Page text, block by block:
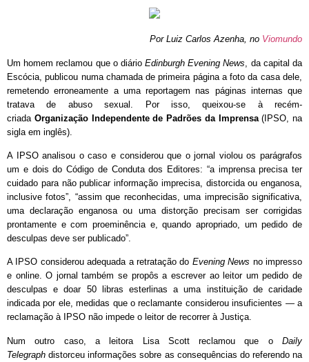
Por Luiz Carlos Azenha, no Viomundo
Um homem reclamou que o diárioEdinburgh Evening News , da capital da
Escócia, publicou numa chamada de primeira página a foto da casa dele,
remetendo erroneamente a uma reportagem nas páginas internas que
tratava de abuso sexual. Por isso, queixou-se à recém-
criada Organização Independente de Padrões da Imprensa(IPSO, na
sigla em inglês).
A IPSO analisou o caso e considerou que o jornal violou os parágrafos
um e dois do Código de Conduta dos Editores: “a imprensa precisa ter
cuidado para não publicar informação imprecisa, distorcida ou enganosa,
inclusive fotos”, “assim que reconhecidas, uma imprecisão significativa,
uma declaração enganosa ou uma distorção precisam ser corrigidas
prontamente e com proeminência e, quando apropriado, um pedido de
desculpas deve ser publicado”.
A IPSO considerou adequada a retratação do Evening News no impresso
e online. O jornal também se propôs a escrever ao leitor um pedido de
desculpas e doar 50 libras esterlinas a uma instituição de caridade
indicada por ele, medidas que o reclamante considerou insuficientes — a
reclamação à IPSO não impede o leitor de recorrer à Justiça.
Num outro caso, a leitora Lisa Scott reclamou que o Daily
Telegraph distorceu informações sobre as consequências do referendo na